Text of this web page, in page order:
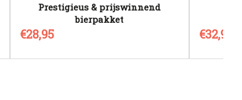
Prestigieus & prijswinnend
bierpakket
€28,95 €32,95